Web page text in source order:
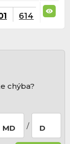
614
chýba?
MD / D